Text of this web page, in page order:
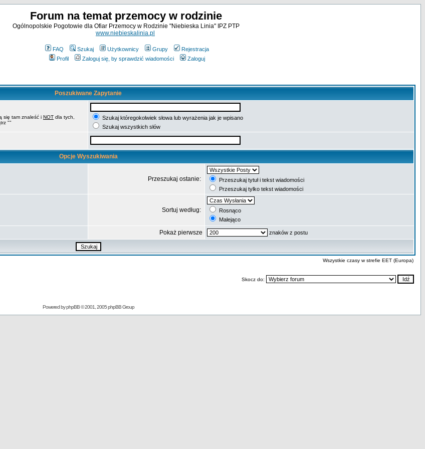
Forum na temat przemocy w rodzinie
Ogólnopolskie Pogotowie dla Ofiar Przemocy w Rodzinie "Niebieska Linia" IPZ PTP
www.niebieskalinia.pl
FAQ Szukaj Użytkownicy Grupy
Rejestracja
Profil
Zaloguj się, by sprawdzić wiadomości Zaloguj
Poszukiwane Zapytanie
się tam znaleść i NOT dla tych,
""
Szukaj któregokolwiek słowa lub wyrażenia jak je wpisano
Szukaj wszystkich słów
Opcje Wyszukiwania
Przeszukaj ostanie:
Przeszukaj tytuł i tekst wiadomości
Przeszukaj tylko tekst wiadomości
Sortuj według:
Rosnąco
Malejąco
Pokaż pierwsze znaków z postu
Wszystkie czasy w strefie EET (Europa)
Skocz do:
Powered byphpBB© 2001, 2005 phpBB Group